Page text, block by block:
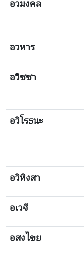
อวมงคล
อวหาร
อวิชชา
อวิโรธนะ
อวิหิงสา
อเวจี
อสงไขย